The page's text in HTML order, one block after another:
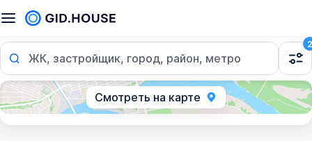
ЖК, застройщик, город, район, метро
2
Смотреть на карте